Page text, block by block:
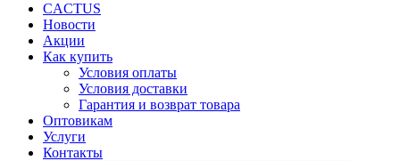
CACTUS
Новости
Акции
Как купить
Условия оплаты
Условия доставки
Гарантия и возврат товара
Оптовикам
Услуги
Контакты